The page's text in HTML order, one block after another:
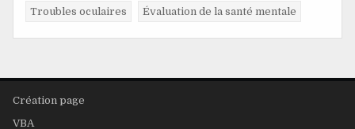
Troubles oculaires Évaluation de la santé mentale
Création page
VBA